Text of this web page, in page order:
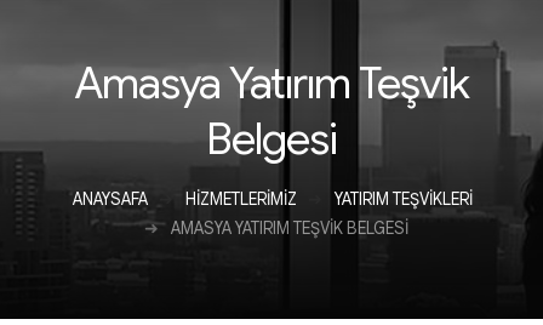
Amasya Yatırım Teşvik
Belgesi
ANAYSAFA HIZMETLERIMIZ
YATIRIM TEŞVIKLERI
AMASYA YATIRIM TEŞVIK BELGESI